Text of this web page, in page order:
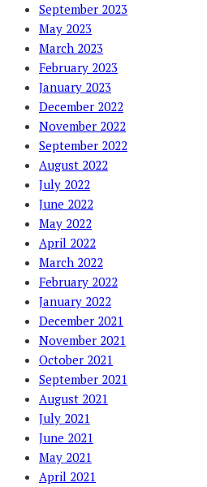
September 2023
May 2023
March 2023
February 2023
January 2023
December 2022
November 2022
September 2022
August 2022
July 2022
June 2022
May 2022
April 2022
March 2022
February 2022
January 2022
December 2021
November 2021
October 2021
September 2021
August 2021
July 2021
June 2021
May 2021
April 2021